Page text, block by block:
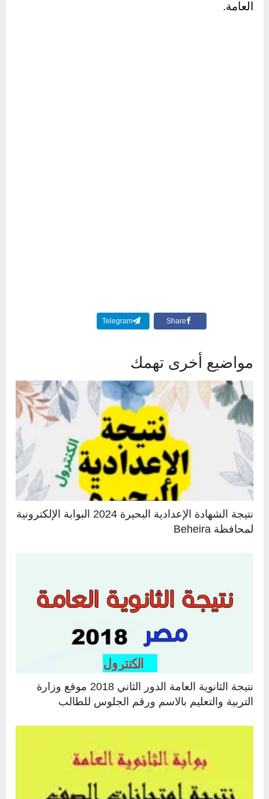
العامة.
Share
Telegram
مواضيع أخرى تهمك
نتيجة الشهادة الإعدادية البحيرة 2024 البوابة الإلكترونية
لمحافظة Beheira
نتيجة الثانوية العامة الدور الثاني 2018 موقع وزارة
التربية والتعليم بالاسم ورقم الجلوس للطالب